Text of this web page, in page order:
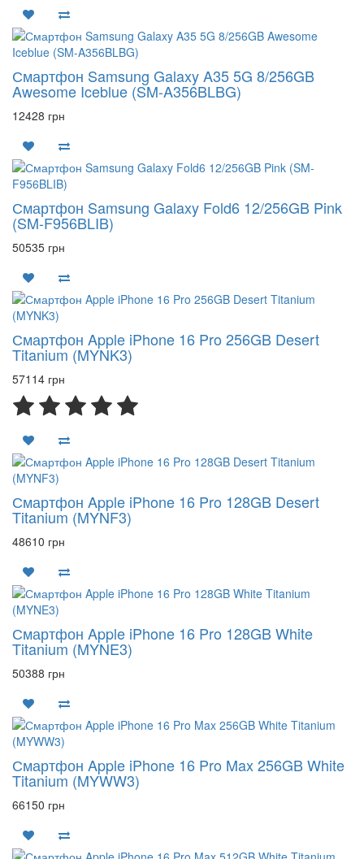
Смартфон Samsung Galaxy A35 5G 8/256GB
Awesome Iceblue (SM-A356BLBG)
12428 грн
Смартфон Samsung Galaxy Fold6 12/256GB Pink
(SM-F956BLIB)
50535 грн
Смартфон Apple iPhone 16 Pro 256GB Desert
Titanium (MYNK3)
57114 грн
Смартфон Apple iPhone 16 Pro 128GB Desert
Titanium (MYNF3)
48610 грн
Смартфон Apple iPhone 16 Pro 128GB White
Titanium (MYNE3)
50388 грн
Смартфон Apple iPhone 16 Pro Max 256GB White
Titanium (MYWW3)
66150 грн